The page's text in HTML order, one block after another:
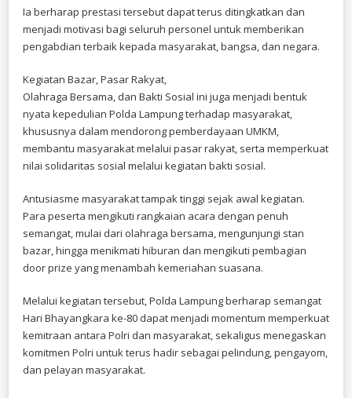
Ia berharap prestasi tersebut dapat terus ditingkatkan dan
menjadi motivasi bagi seluruh personel untuk memberikan
pengabdian terbaik kepada masyarakat, bangsa, dan negara.
Kegiatan Bazar, Pasar Rakyat,
Olahraga Bersama, dan Bakti Sosial ini juga menjadi bentuk
nyata kepedulian Polda Lampung terhadap masyarakat,
khususnya dalam mendorong pemberdayaan UMKM,
membantu masyarakat melalui pasar rakyat, serta memperkuat
nilai solidaritas sosial melalui kegiatan bakti sosial.
Antusiasme masyarakat tampak tinggi sejak awal kegiatan.
Para peserta mengikuti rangkaian acara dengan penuh
semangat, mulai dari olahraga bersama, mengunjungi stan
bazar, hingga menikmati hiburan dan mengikuti pembagian
door prize yang menambah kemeriahan suasana.
Melalui kegiatan tersebut, Polda Lampung berharap semangat
Hari Bhayangkara ke-80 dapat menjadi momentum memperkuat
kemitraan antara Polri dan masyarakat, sekaligus menegaskan
komitmen Polri untuk terus hadir sebagai pelindung, pengayom,
dan pelayan masyarakat.